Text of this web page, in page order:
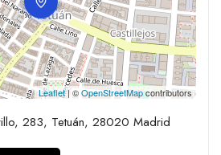
Leaflet| ©OpenStreetMapcontributors
283, Tetuán, 28020 Madrid